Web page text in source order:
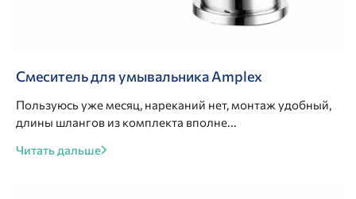
Смеситель для умывальника Amplex
Пользуюсь уже месяц, нареканий нет, монтаж удобный,
длины шлангов из комплекта вполне...
Читать дальше